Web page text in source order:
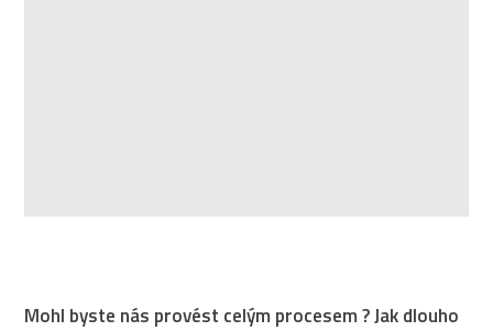
Mohl byste nás provést celým procesem ? Jak dlouho